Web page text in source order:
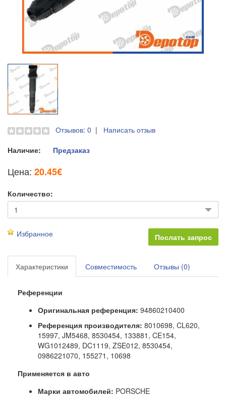
Отзывов: 0 | Написать отзыв
Наличие:
Предзаказ
Цена: 20.45€
Количество:
Избранное
Характеристики Совместимость Отзывы (0)
Референции
Оригинальная референция: 94860210400
Референция производителя: 8010698, CL620,
15997, JM5468, 8530454, 133881, CE154,
WG1012489, DC1119, ZSE012, 8530454,
0986221070, 155271, 10698
Применяется в авто
Марки автомобилей: PORSCHE